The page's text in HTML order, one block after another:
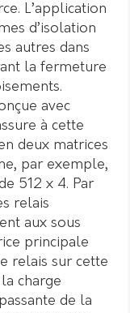
L’application
d’isolation
autres dans
la fermeture
avec
à cette
deux matrices
par exemple,
512 x 4. Par
relais
aux sous
principale
relais sur cette
charge
de la